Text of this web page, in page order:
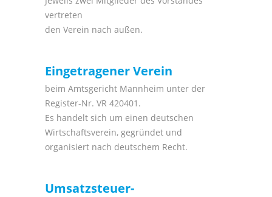
vertreten
den Verein nach außen.
Eingetragener Verein
beim Amtsgericht Mannheim unter der
Register-Nr. VR 420401.
Es handelt sich um einen deutschen
Wirtschaftsverein, gegründet und
organisiert nach deutschem Recht.
Umsatzsteuer-